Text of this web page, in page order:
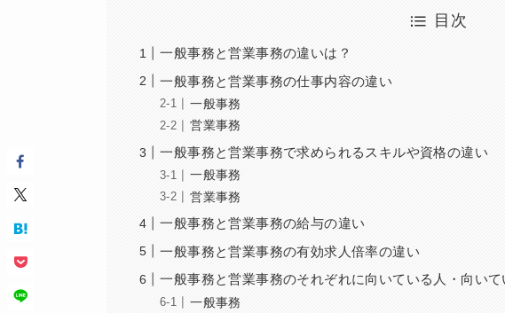
目次
一般事務と営業事務の違いは？
一般事務と営業事務の仕事内容の違い
一般事務
営業事務
一般事務と営業事務で求められるスキルや資格の違い
一般事務
営業事務
一般事務と営業事務の給与の違い
一般事務と営業事務の有効求人倍率の違い
一般事務と営業事務のそれぞれに向いている人・向いて
一般事務